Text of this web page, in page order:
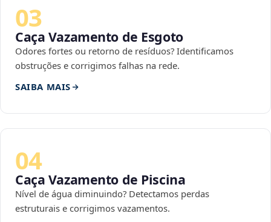
03
Caça Vazamento de Esgoto
Odores fortes ou retorno de resíduos? Identificamos
obstruções e corrigimos falhas na rede.
SAIBA MAIS
04
Caça Vazamento de Piscina
Nível de água diminuindo? Detectamos perdas
estruturais e corrigimos vazamentos.